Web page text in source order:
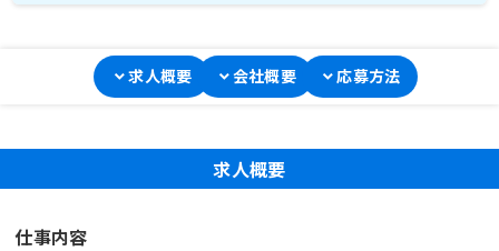
求人概要 会社概要 応募方法
求人概要
仕事内容